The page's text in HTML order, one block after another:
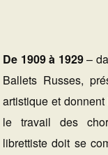
De 1909 à 1929–
Ballets Russes,
artistique et
le travail des
librettiste doit se